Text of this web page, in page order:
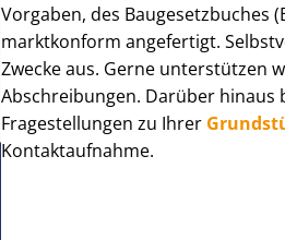
Vorgaben, des
marktkonform angefertigt.
Zwecke aus. Gerne unterstützen
Abschreibungen. Darüber
Fragestellungen zu Ihrer
Kontaktaufnahme.